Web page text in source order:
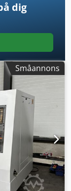
dig
Småannons